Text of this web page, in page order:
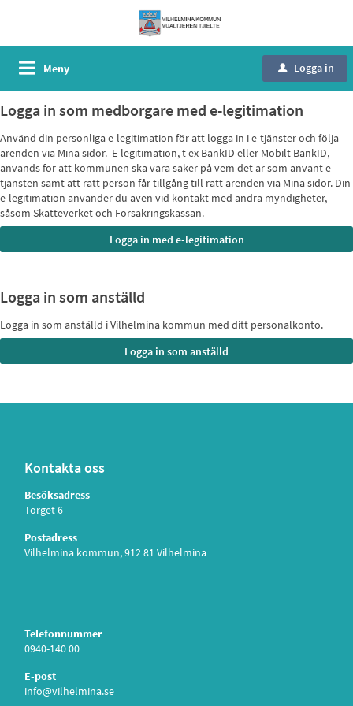
Meny u Logga in
Logga in som medborgare med e-legitimation
Använd din personliga e-legitimation för att logga in i e-tjänster och följa
ärenden via Mina sidor. E-legitimation, t ex BankID eller Mobilt BankID,
används för att kommunen ska vara säker på vem det är som använt e-
tjänsten samt att rätt person får tillgång till rätt ärenden via Mina sidor. Din
e-legitimation använder du även vid kontakt med andra myndigheter,
såsom Skatteverket och Försäkringskassan.
Logga in som anställd
Logga in som anställd i Vilhelmina kommun med ditt personalkonto.
Kontakta oss
Besöksadress
Torget 6
Postadress
Vilhelmina kommun, 912 81 Vilhelmina
Telefonnummer
0940-140 00
E-post
info@vilhelmina.se